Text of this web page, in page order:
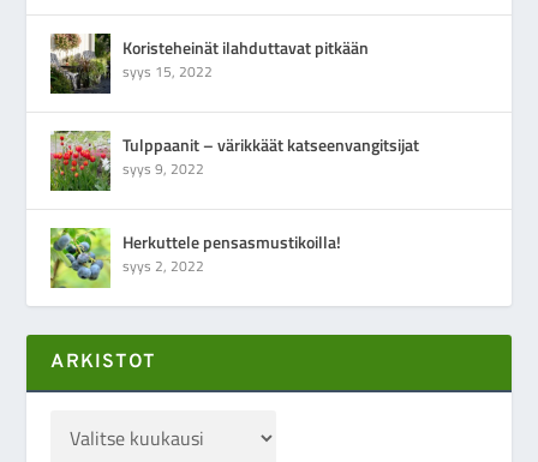
Koristeheinät ilahduttavat pitkään
syys 15, 2022
Tulppaanit – värikkäät katseenvangitsijat
syys 9, 2022
Herkuttele pensasmustikoilla!
syys 2, 2022
ARKISTOT